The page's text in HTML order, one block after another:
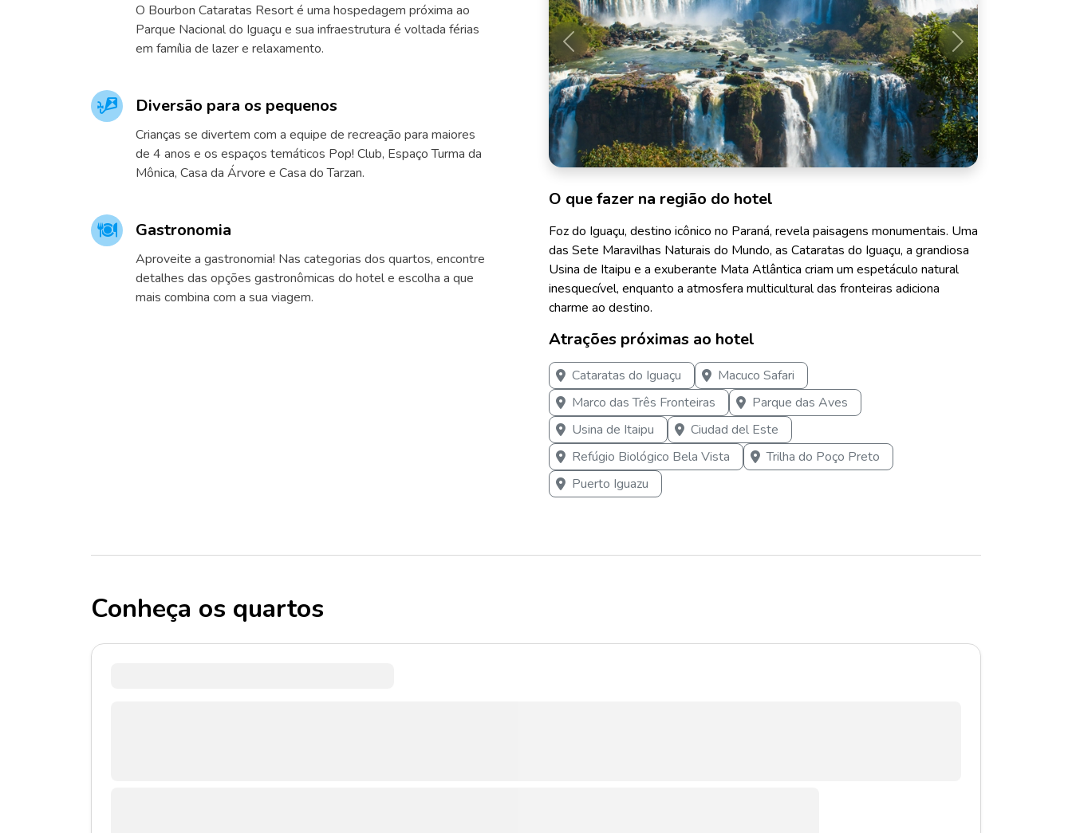
O Bourbon Cataratas Resort é uma hospedagem próxima ao
Parque Nacional do Iguaçu e sua infraestrutura é voltada férias
em família de lazer e relaxamento.
Diversão para os pequenos
Crianças se divertem com a equipe de recreação para maiores
de 4 anos e os espaços temáticos Pop! Club, Espaço Turma da
Mônica, Casa da Árvore e Casa do Tarzan.
Gastronomia
Aproveite a gastronomia! Nas categorias dos quartos, encontre
detalhes das opções gastronômicas do hotel e escolha a que
mais combina com a sua viagem.
O que fazer na região do hotel
Anterior Próximo
Foz do Iguaçu, destino icônico no Paraná, revela paisagens monumentais. Uma
das Sete Maravilhas Naturais do Mundo, as Cataratas do Iguaçu, a grandiosa
Usina de Itaipu e a exuberante Mata Atlântica criam um espetáculo natural
inesquecível, enquanto a atmosfera multicultural das fronteiras adiciona
charme ao destino.
Atrações próximas ao hotel
Cataratas do Iguaçu
Macuco Safari
Marco das Três Fronteiras
Parque das Aves
Usina de Itaipu
Ciudad del Este
Refúgio Biológico Bela Vista
Trilha do Poço Preto
Puerto Iguazu
Conheça os quartos